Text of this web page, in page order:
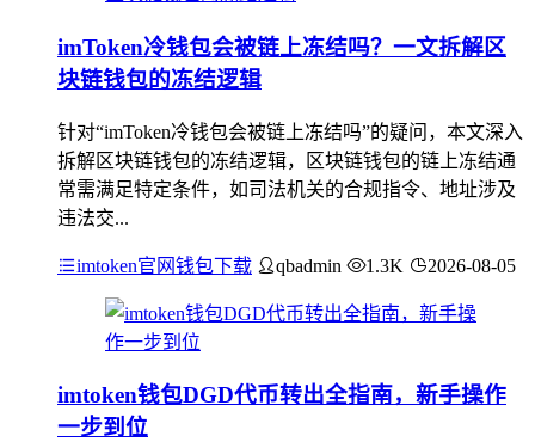
imToken冷钱包会被链上冻结吗？一文拆解区
块链钱包的冻结逻辑
针对“imToken冷钱包会被链上冻结吗”的疑问，本文深入
拆解区块链钱包的冻结逻辑，区块链钱包的链上冻结通
常需满足特定条件，如司法机关的合规指令、地址涉及
违法交...
imtoken官网钱包下载 qbadmin 1.3K 2026-08-05
imtoken钱包DGD代币转出全指南，新手操作
一步到位